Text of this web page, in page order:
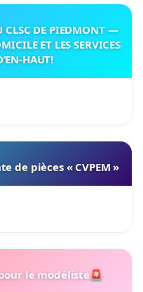
CLSC DE PIEDMONT —
ET LES SERVICES
HAUT!
de pièces « CVPEM »
le modéliste🚨